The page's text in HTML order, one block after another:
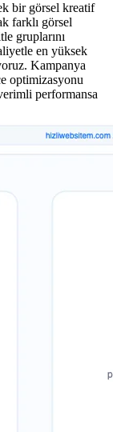
bir görsel kreatif
farklı görsel
gruplarını
en yüksek
Kampanya
optimizasyonu
performansa